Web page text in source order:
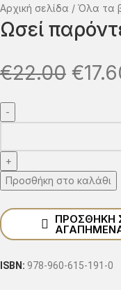
Αρχική σελίδα Όλα τα
Ωσεί
€22.00 €
Προσθήκη στο καλάθι
ΠΡΟΣΘΉΚΗ
ISBN: 978-960-615-191-0